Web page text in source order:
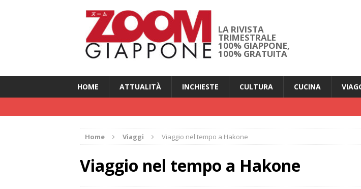
LA RIVISTA
TRIMESTRALE
100% GIAPPONE,
100% GRATUITA
HOME ATTUALITÀ INCHIESTE CULTURA CUCINA
Home Viaggi Viaggio nel tempo a Hakone
Viaggio nel tempo a Hakone